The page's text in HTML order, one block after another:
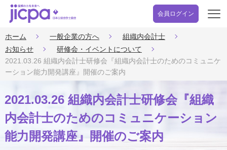
会員ログイン
開
ホーム 一般企業の方へ
組織内会計士
お知らせ
研修会・イベントについて
2021.03.26 組織内会計士研修会『組織内会計士のためのコミュニケ
ーション能力開発講座』開催のご案内
2021.03.26 組織内会計士研修会『組織
内会計士のためのコミュニケーション
能力開発講座』開催のご案内